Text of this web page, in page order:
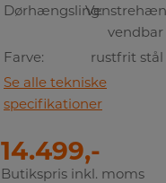
Dørhængsling:
vendbar
Farve:
rustfrit stål
Se alle tekniske
specifikationer
14.499,-
Butikspris inkl. moms